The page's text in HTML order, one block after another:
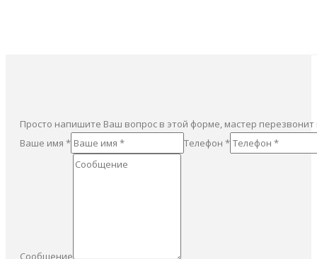
Просто напишите Ваш вопрос в этой форме, мастер
Ваше имя *
Телефон *
Сообщение